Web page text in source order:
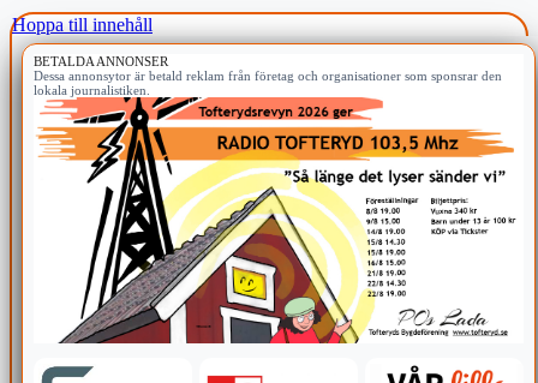
Hoppa till innehåll
BETALDA ANNONSER
Dessa annonsytor är betald reklam från företag och organisationer som sponsrar den
lokala journalistiken.